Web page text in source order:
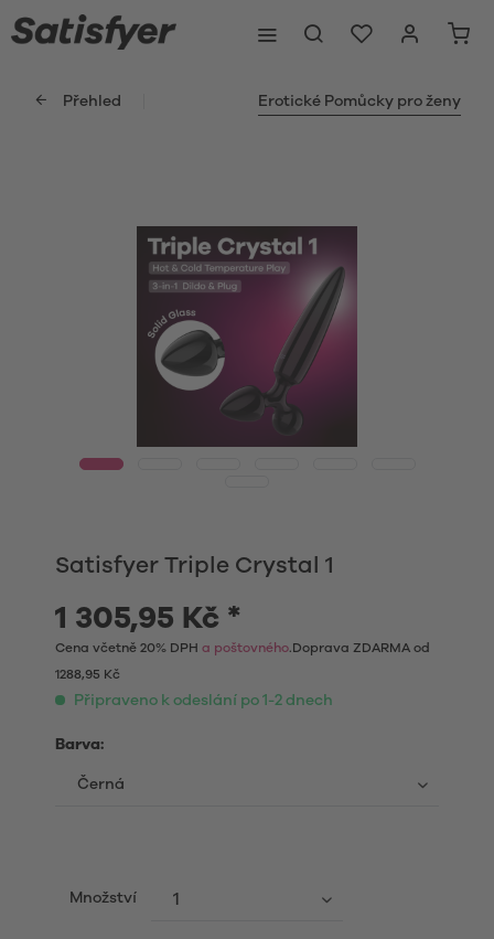
Přehled Erotické Pomůcky pro ženy
Satisfyer Triple Crystal 1
1 305,95 Kč *
Cena včetně 20% DPH a poštovného.Doprava ZDARMA od
1288,95 Kč
Připraveno k odeslání po 1-2 dnech
Barva:
Množství